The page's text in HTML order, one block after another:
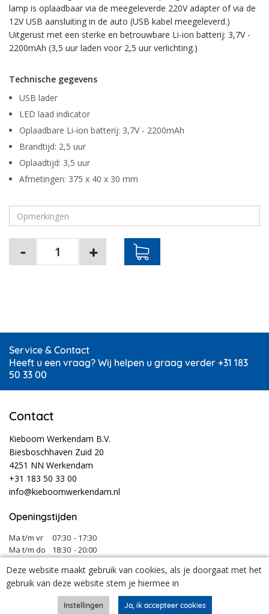
Deze website maakt gebruik van cookies, als je doorgaat met het
gebruik van deze website stem je hiermee in
lamp is oplaadbaar via de meegeleverde 220V adapter of via de
12V USB aansluiting in de auto (USB kabel meegeleverd.)
Uitgerust met een sterke en betrouwbare Li-ion batterij: 3,7V -
2200mAh (3,5 uur laden voor 2,5 uur verlichting.)
Technische gegevens
USB lader
LED laad indicator
Oplaadbare Li-ion batterij: 3,7V - 2200mAh
Brandtijd: 2,5 uur
Oplaadtijd: 3,5 uur
Afmetingen: 375 x 40 x 30 mm
Service & Contact
Heeft u een vraag? Wij helpen u graag verder +31 183
50 33 00
Contact
Kieboom Werkendam B.V.
Biesboschhaven Zuid 20
4251 NN Werkendam
+31 183 50 33 00
info@kieboomwerkendam.nl
Openingstijden
Ma t/m vr 07:30 - 17:30
Ma t/m do
18:30 - 20:00
Tijdens vakanties en feestdagen kunnen onze openingstijden afwijken.